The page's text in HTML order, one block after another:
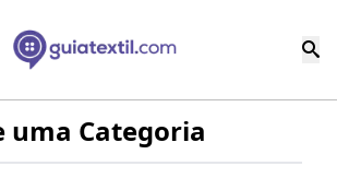
uma Categoria